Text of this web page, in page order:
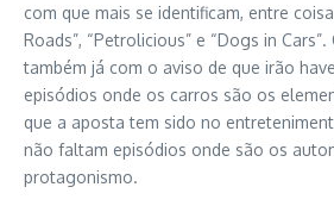
com que mais se identificam, entre
Roads”, “Petrolicious” e “Dogs in
também já com o aviso de que irão
episódios onde os carros são os
que a aposta tem sido no
não faltam episódios onde são os
protagonismo.